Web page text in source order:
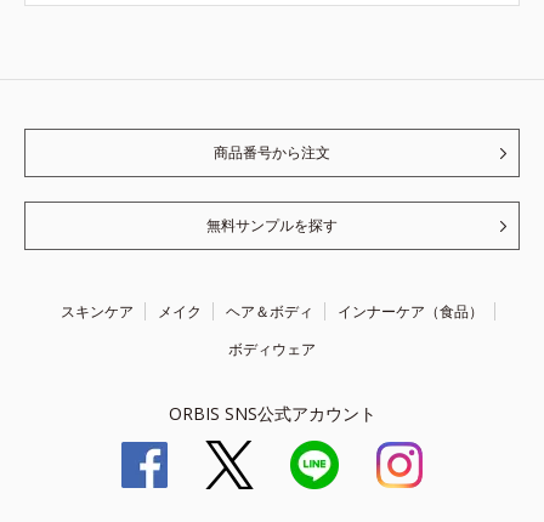
商品番号から注文
無料サンプルを探す
スキンケア メイク ヘア＆ボディ
インナーケア（食品）
ボディウェア
ORBIS SNS公式アカウント